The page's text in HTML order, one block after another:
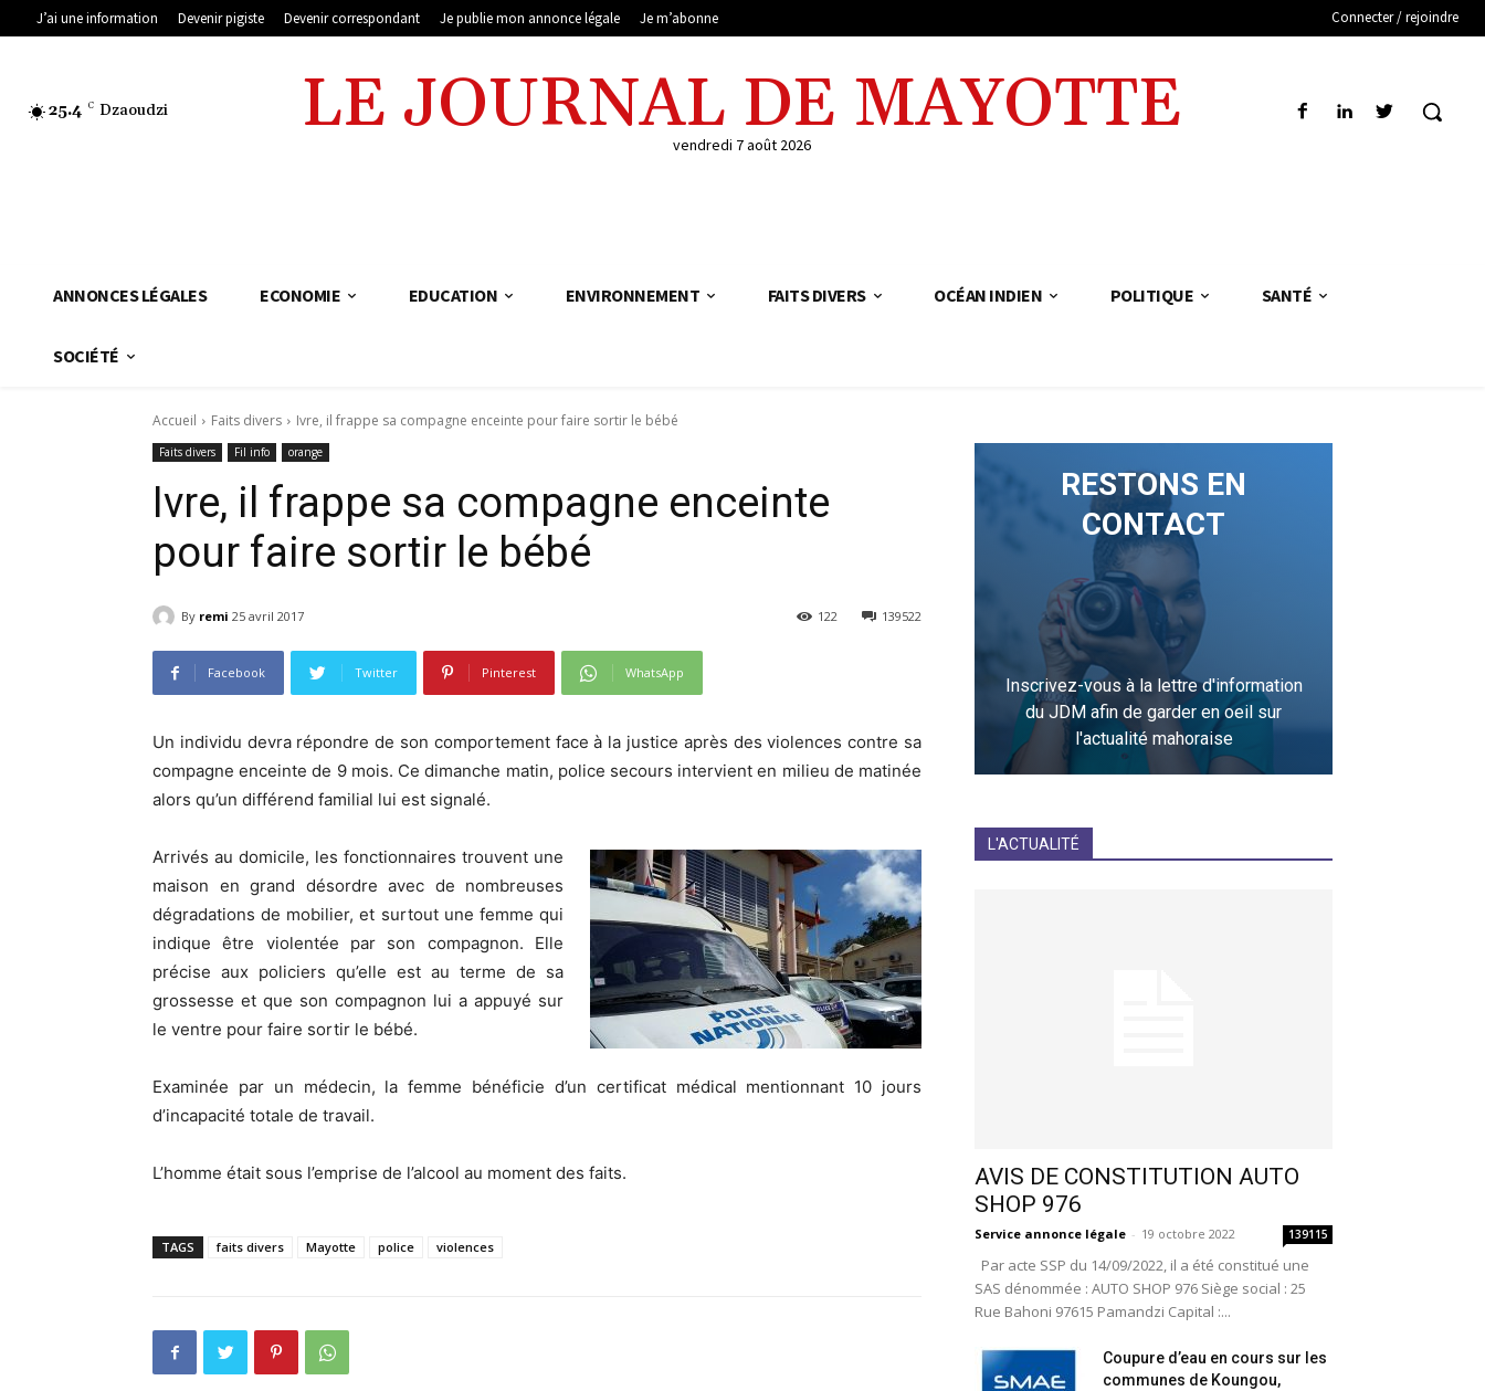
J’ai une information Devenir pigiste Devenir correspondant Je publie mon annonce légale Je m’abonne Connecter / rejoindre
25.4 C Dzaoudzi LE JOURNAL DE MAYOTTE
vendredi 7 août 2026
ANNONCES LÉGALES ECONOMIE EDUCATION ENVIRONNEMENT FAITS DIVERS OCÉAN INDIEN POLITIQUE SANTÉ
SOCIÉTÉ
Accueil Faits divers Ivre, il frappe sa compagne enceinte pour faire sortir le bébé
Faits divers Fil info orange
Ivre, il frappe sa compagne enceinte
pour faire sortir le bébé
By remi 25 avril 2017 139522
122
Facebook Twitter Pinterest WhatsApp
Un individu devra répondre de son comportement face à la justice après des violences contre sa
compagne enceinte de 9 mois. Ce dimanche matin, police secours intervient en milieu de matinée
alors qu’un différend familial lui est signalé.
Arrivés au domicile, les fonctionnaires trouvent une
maison en grand désordre avec de nombreuses
dégradations de mobilier, et surtout une femme qui
indique être violentée par son compagnon. Elle
précise aux policiers qu’elle est au terme de sa
grossesse et que son compagnon lui a appuyé sur
le ventre pour faire sortir le bébé.
Examinée par un médecin, la femme bénéficie d’un certificat médical mentionnant 10 jours
d’incapacité totale de travail.
L’homme était sous l’emprise de l’alcool au moment des faits.
TAGS faits divers Mayotte police violences
RESTONS EN
CONTACT
Inscrivez-vous à la lettre d'information
du JDM afin de garder en oeil sur
l'actualité mahoraise
L'ACTUALITÉ
AVIS DE CONSTITUTION AUTO
SHOP 976
Service annonce légale - 19 octobre 2022 139115
Par acte SSP du 14/09/2022, il a été constitué une
SAS dénommée : AUTO SHOP 976 Siège social : 25
Rue Bahoni 97615 Pamandzi Capital :...
Coupure d’eau en cours sur les
communes de Koungou,